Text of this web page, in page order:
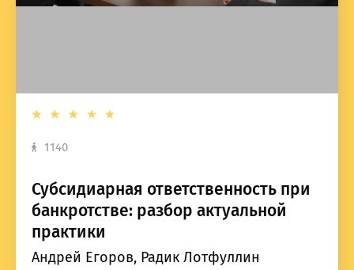
1140
Субсидиарная ответственность при
банкротстве: разбор актуальной
практики
Андрей Егоров, Радик Лотфуллин